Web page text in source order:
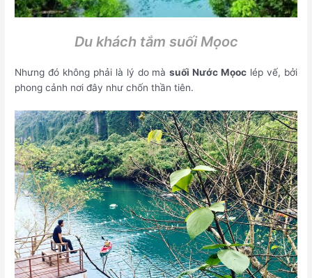
Du khách tắm suối Mọoc
Nhưng đó không phải là lý do màsuối Nước Mọoc lép vế, bởi
phong cảnh nơi đây như chốn thần tiên.